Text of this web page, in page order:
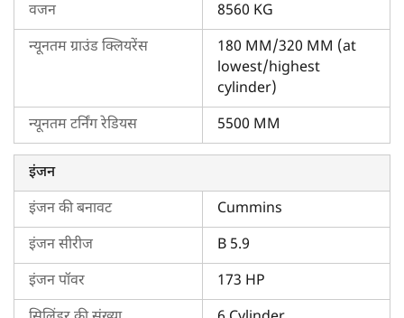
ईंधन टैंक क्षमता:इसमें 208 लीटर ईंधन रखने के लिए एक बड़ा ईंधन टैंक
इसमें हाइड्रोस्टेटिक ट्रांसमिशन के साथ 15 किमी/घंटा तक की
वेरिएबल स्पीड होती है।
वजन:कुल वजन 8560 किलोग्राम है।
चौड़ाई:कुल चौड़ाई 2500 मिमी है।
लंबाई:कुल लंबाई 11464 मिमी है।
ऊँचाई:कुल ऊँचाई 3792 मिमी है।
न्यूनतम ग्राउंड क्लीयरेंस:ग्राउंड क्लीयरेंस 180 मिमी/320 मिमी (सबसे
वजन
8560 KG
न्यूनतम ग्राउंड क्लियरेंस
180 MM/320 MM (at
lowest/highest
cylinder)
न्यूनतम टर्निंग रेडियस
5500 MM
इंजन
इंजन की बनावट
Cummins
इंजन सीरीज
B 5.9
इंजन पॉवर
173 HP